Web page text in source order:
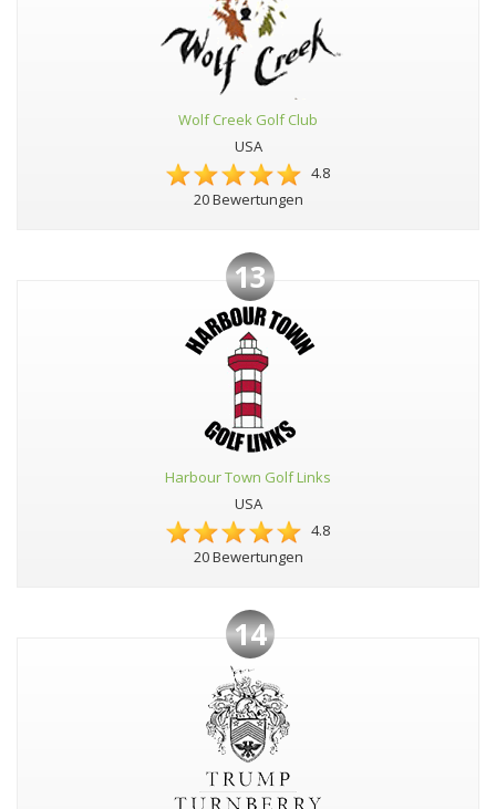
Wolf Creek Golf Club
USA
4.8
20 Bewertungen
13
Harbour Town Golf Links
USA
4.8
20 Bewertungen
14